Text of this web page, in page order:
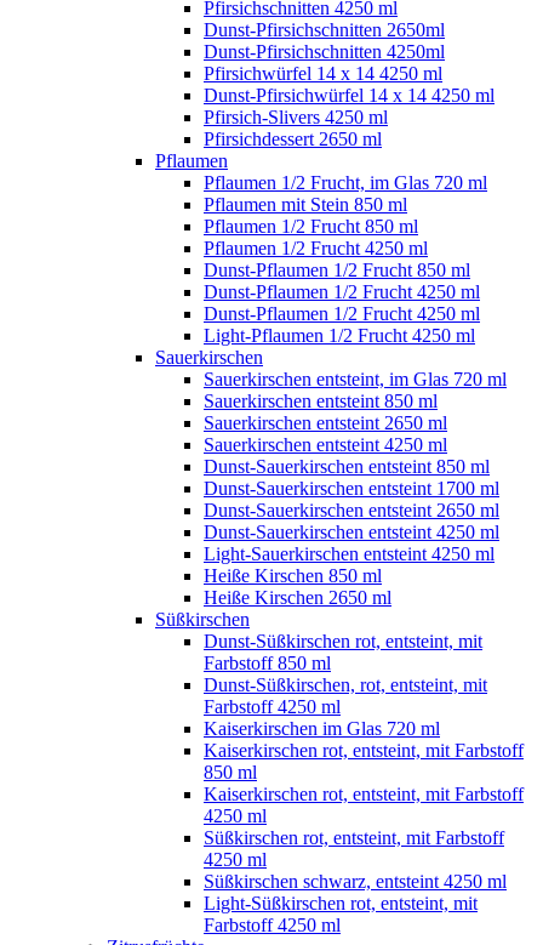
Pfirsichschnitten 4250 ml
Dunst-Pfirsichschnitten 2650ml
Dunst-Pfirsichschnitten 4250ml
Pfirsichwürfel 14 x 14 4250 ml
Dunst-Pfirsichwürfel 14 x 14 4250 ml
Pfirsich-Slivers 4250 ml
Pfirsichdessert 2650 ml
Pflaumen
Pflaumen 1/2 Frucht, im Glas 720 ml
Pflaumen mit Stein 850 ml
Pflaumen 1/2 Frucht 850 ml
Pflaumen 1/2 Frucht 4250 ml
Dunst-Pflaumen 1/2 Frucht 850 ml
Dunst-Pflaumen 1/2 Frucht 4250 ml
Dunst-Pflaumen 1/2 Frucht 4250 ml
Light-Pflaumen 1/2 Frucht 4250 ml
Sauerkirschen
Sauerkirschen entsteint, im Glas 720 ml
Sauerkirschen entsteint 850 ml
Sauerkirschen entsteint 2650 ml
Sauerkirschen entsteint 4250 ml
Dunst-Sauerkirschen entsteint 850 ml
Dunst-Sauerkirschen entsteint 1700 ml
Dunst-Sauerkirschen entsteint 2650 ml
Dunst-Sauerkirschen entsteint 4250 ml
Light-Sauerkirschen entsteint 4250 ml
Heiße Kirschen 850 ml
Heiße Kirschen 2650 ml
Süßkirschen
Dunst-Süßkirschen rot, entsteint, mit
Farbstoff 850 ml
Dunst-Süßkirschen, rot, entsteint, mit
Farbstoff 4250 ml
Kaiserkirschen im Glas 720 ml
Kaiserkirschen rot, entsteint, mit Farbstoff
850 ml
Kaiserkirschen rot, entsteint, mit Farbstoff
4250 ml
Süßkirschen rot, entsteint, mit Farbstoff
4250 ml
Süßkirschen schwarz, entsteint 4250 ml
Light-Süßkirschen rot, entsteint, mit
Farbstoff 4250 ml